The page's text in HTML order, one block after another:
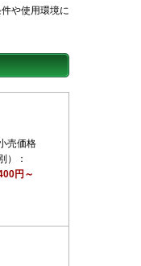
や使用環境に
売価格
）：
円～